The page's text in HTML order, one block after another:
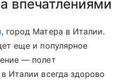
впечатлениями
, город Матера в Италии.
еще и популярное
— полет
Италии всегда здорово